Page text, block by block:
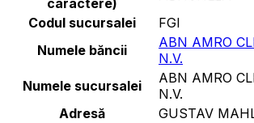
Codul sucursalei
FGI
Numele băncii
ABN AMRO
N.V.
Numele sucursalei
ABN AMRO
N.V.
Adresă
GUSTAV